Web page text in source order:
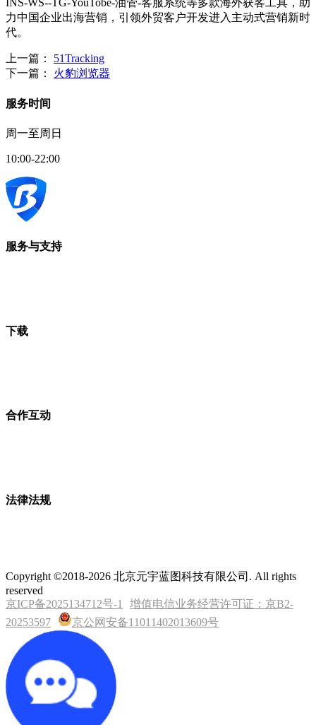
INS-WS--TG-YouTobe-油管-客服系统等多款海外获客工具，助
力中国企业出海营销，引领外贸客户开发进入主动式营销新时
代。
上一篇： 51Tracking
下一篇： 火豹浏览器
服务时间
周一至周日
10:00-22:00
服务与支持
下载
合作互动
法律法规
Copyright ©2018-2026 北京元宇蓝图科技有限公司. All rights
reserved
京ICP备2025134712号-1
增值电信业务经营许可证：京B2-
20253597
京公网安备11011402013609号